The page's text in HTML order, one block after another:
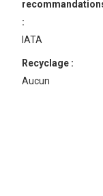
:
IATA
Recyclage :
Aucun